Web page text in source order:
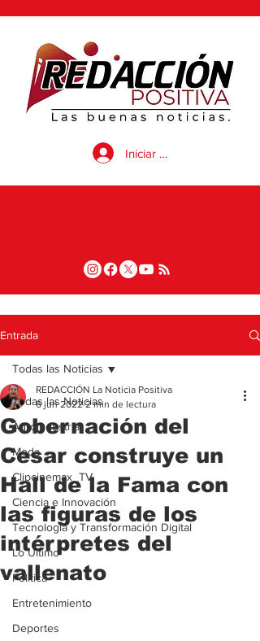
Iniciar sesión
Entrada
Todas las Noticias
Agroindustria
Moda
Clipcinemax_TV
Ciencia e Innovación
Tecnología y Transformación Digital
Lo Ultimo
Politica
Entretenimiento
Deportes
Todas las Noticias
Gobernación del
Cesar construye un
Hall de la Fama con
las figuras de los
intérpretes del
vallenato
REDACCIÓN La Noticia Positiva
6 jun 2022 2 min de lectura